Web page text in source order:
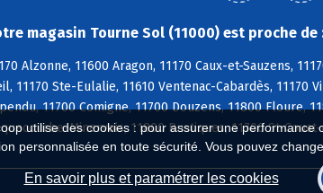
utilise des cookies : pour assurer une
personnalisée en toute sécurité. Vous pouvez
En savoir plus et paramétrer les cookies
magasin Tourne Sol (11000) est proche de
Alzonne, 11600 Aragon, 11170 Caux-et-Sauzens,
11170 Ste-Eulalie, 11610 Ventenac-Cabardès, 11170
11700 Comigne, 11700 Douzens, 11800 Floure,
Minervois, 11800 Rustiques, 11700 St-